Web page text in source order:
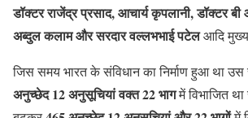
डॉक्टर राजेंद्र प्रसाद, आचार्य कृपलानी, डॉक्टर
अब्दुल कलाम और सरदार वल्लभभाई पटेलआदि
जिस समय भारत के संविधान का निर्माण हुआ था
अनुच्छेद 12 अनुसूचियां वक्त 22 भागमें विभाजित